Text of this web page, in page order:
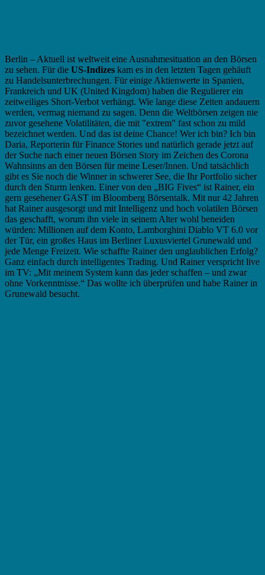
Berlin – Aktuell ist weltweit eine Ausnahmesituation an den Börsen
zu sehen. Für die US-Indizes kam es in den letzten Tagen gehäuft
zu Handelsunterbrechungen. Für einige Aktienwerte in Spanien,
Frankreich und UK (United Kingdom) haben die Regulierer ein
zeitweiliges Short-Verbot verhängt. Wie lange diese Zeiten andauern
werden, vermag niemand zu sagen. Denn die Weltbörsen zeigen nie
zuvor gesehene Volatilitäten, die mit "extrem" fast schon zu mild
bezeichnet werden. Und das ist deine Chance! Wer ich bin? Ich bin
Daria, Reporterin für Finance Stories und natürlich gerade jetzt auf
der Suche nach einer neuen Börsen Story im Zeichen des Corona
Wahnsinns an den Börsen für meine Leser/Innen. Und tatsächlich
gibt es Sie noch die Winner in schwerer See, die Ihr Portfolio sicher
durch den Sturm lenken. Einer von den „BIG Fives“ ist Rainer, ein
gern gesehener GAST im Bloomberg Börsentalk. Mit nur 42 Jahren
hat Rainer ausgesorgt und mit Intelligenz und hoch volatilen Börsen
das geschafft, worum ihn viele in seinem Alter wohl beneiden
würden: Millionen auf dem Konto, Lamborghini Diablo VT 6.0 vor
der Tür, ein großes Haus im Berliner Luxusviertel Grunewald und
jede Menge Freizeit. Wie schaffte Rainer den unglaublichen Erfolg?
Ganz einfach durch intelligentes Trading. Und Rainer verspricht live
im TV: „Mit meinem System kann das jeder schaffen – und zwar
ohne Vorkenntnisse.“ Das wollte ich überprüfen und habe Rainer in
Grunewald besucht.